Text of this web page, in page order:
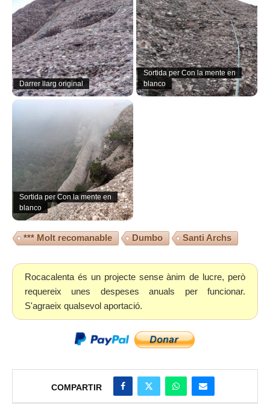
Darrer llarg original
Sortida per Con la mente en
blanco
Sortida per Con la mente en
blanco
*** Molt recomanable Dumbo Santi Archs
Rocacalenta és un projecte sense ànim de lucre, però
requereix unes despeses anuals per funcionar.
S'agraeix qualsevol aportació.
COMPARTIR